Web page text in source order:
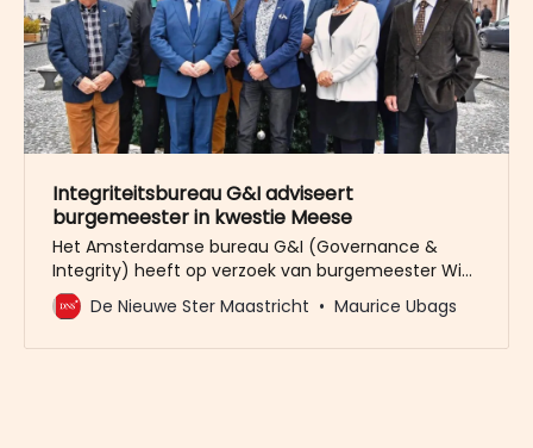
Integriteitsbureau G&I adviseert
burgemeester in kwestie Meese
Het Amsterdamse bureau G&I (Governance &
Integrity) heeft op verzoek van burgemeester Wim
Hillenaar gekeken naar de kwestie Tiny Meese /
Bert Garnier. Die kwestie stamt uit mei vorig jaar,
De Nieuwe Ster Maastricht Maurice Ubags